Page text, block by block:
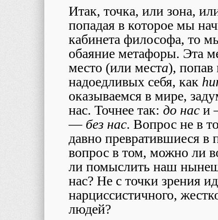
Итак, точка, или зона,
попадая в которое мы
кабинета философа, то
обаяние метафоры. Эта
место (или места), попав
надоедливых себя, как
оказываемся в мире,
нас. Точнее так: до нас и
— без нас. Вопрос не в
давно превратившиеся в
вопрос в том, можно ли
ли помыслить наш
нас? Не с точки зрения
нарциссистичного,
людей?